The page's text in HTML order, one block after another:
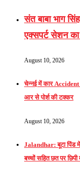
संत बाबा भाग
एक्सपर्ट सेशन
August 10, 2026
चेन्नई में कार
आर से पोर्श की टक्कर
August 10, 2026
Jalandhar: बूटा पिंड में
बच्चों सहित छत पर छिपी